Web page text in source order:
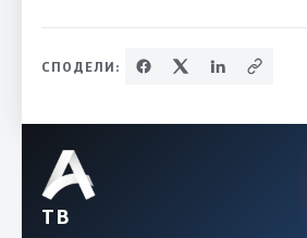
СПОДЕЛИ:
ТВ